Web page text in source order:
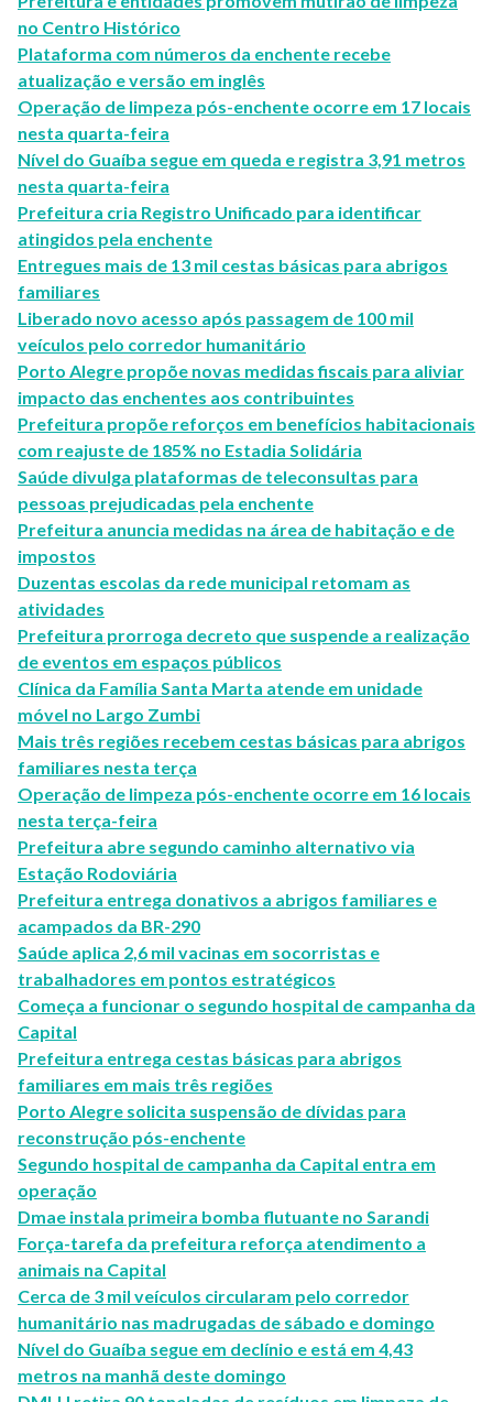
no Centro Histórico
Plataforma com números da enchente recebe
atualização e versão em inglês
Operação de limpeza pós-enchente ocorre em 17 locais
nesta quarta-feira
Nível do Guaíba segue em queda e registra 3,91 metros
nesta quarta-feira
Prefeitura cria Registro Unificado para identificar
atingidos pela enchente
Entregues mais de 13 mil cestas básicas para abrigos
familiares
Liberado novo acesso após passagem de 100 mil
veículos pelo corredor humanitário
Porto Alegre propõe novas medidas fiscais para aliviar
impacto das enchentes aos contribuintes
Prefeitura propõe reforços em benefícios habitacionais
com reajuste de 185% no Estadia Solidária
Saúde divulga plataformas de teleconsultas para
pessoas prejudicadas pela enchente
Prefeitura anuncia medidas na área de habitação e de
impostos
Duzentas escolas da rede municipal retomam as
atividades
Prefeitura prorroga decreto que suspende a realização
de eventos em espaços públicos
Clínica da Família Santa Marta atende em unidade
móvel no Largo Zumbi
Mais três regiões recebem cestas básicas para abrigos
familiares nesta terça
Operação de limpeza pós-enchente ocorre em 16 locais
nesta terça-feira
Prefeitura abre segundo caminho alternativo via
Estação Rodoviária
Prefeitura entrega donativos a abrigos familiares e
acampados da BR-290
Saúde aplica 2,6 mil vacinas em socorristas e
trabalhadores em pontos estratégicos
Começa a funcionar o segundo hospital de campanha da
Capital
Prefeitura entrega cestas básicas para abrigos
familiares em mais três regiões
Porto Alegre solicita suspensão de dívidas para
reconstrução pós-enchente
Segundo hospital de campanha da Capital entra em
operação
Dmae instala primeira bomba flutuante no Sarandi
Força-tarefa da prefeitura reforça atendimento a
animais na Capital
Cerca de 3 mil veículos circularam pelo corredor
humanitário nas madrugadas de sábado e domingo
Nível do Guaíba segue em declínio e está em 4,43
metros na manhã deste domingo